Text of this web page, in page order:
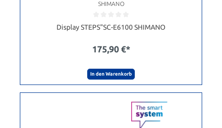
SHIMANO
Display STEPS"SC-E6100 SHIMANO
175,90 €*
In den Warenkorb